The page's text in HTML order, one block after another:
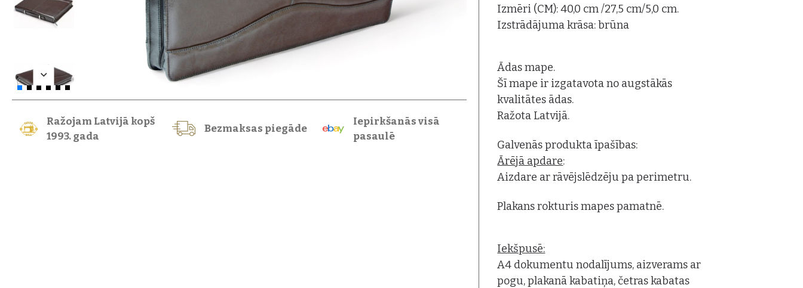
Ražojam Latvijā kopš
1993. gada
Bezmaksas piegāde
Iepirkšanās visā
pasaulē
Izmēri (CM): 40,0 cm /27,5 cm/5,0 cm.
Izstrādājuma krāsa: brūna
Ādas mape.
Šī mape ir izgatavota no augstākās
kvalitātes ādas.
Ražota Latvijā.
Galvenās produkta īpašības:
Ārējā apdare:
Aizdare ar rāvējslēdzēju pa perimetru.
Plakans rokturis mapes pamatnē.
Iekšpusē:
A4 dokumentu nodalījums, aizverams ar
pogu, plakanā kabatiņa, četras kabatas